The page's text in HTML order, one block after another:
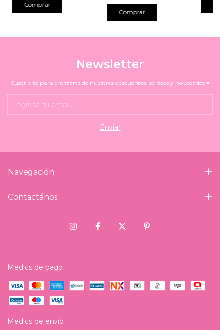
Comprar
Newsletter
Suscribite para enterarte de nuestros descuentos, sorteos y novedades ♥
Navegación
Contactános
Medios de pago
Medios de envío